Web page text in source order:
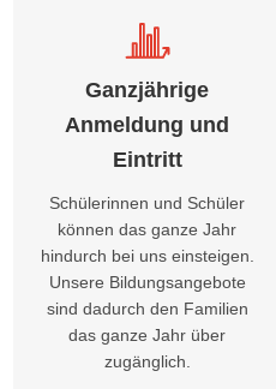
Ganzjährige
Anmeldung und
Eintritt
Schülerinnen und Schüler
können das ganze Jahr
hindurch bei uns einsteigen.
Unsere Bildungsangebote
sind dadurch den Familien
das ganze Jahr über
zugänglich.